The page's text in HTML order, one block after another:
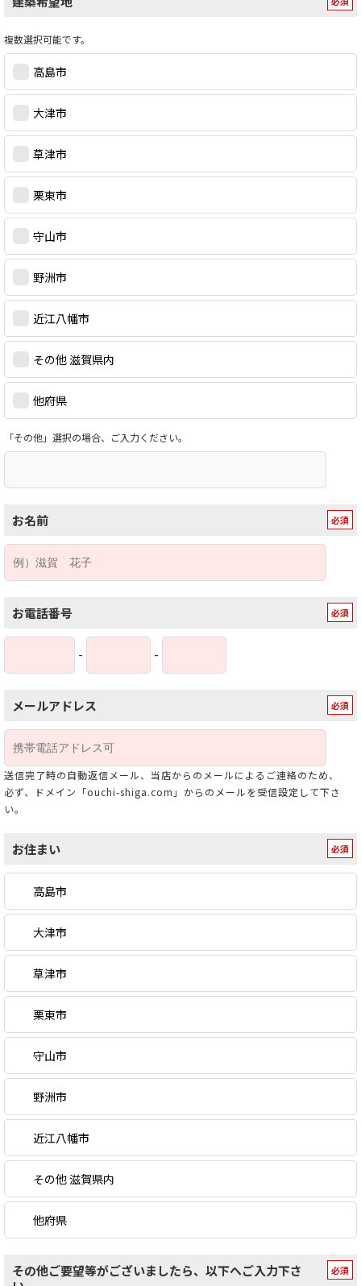
複数選択可能です。
高島市
大津市
草津市
栗東市
守山市
野洲市
近江八幡市
その他 滋賀県内
他府県
「その他」選択の場合、ご入力ください。
お名前
お電話番号
- -
メールアドレス
送信完了時の自動返信メール、当店からのメールによるご連絡のため、
必ず、ドメイン「ouchi-shiga.com」からのメールを受信設定して下さ
い。
お住まい
高島市
大津市
草津市
栗東市
守山市
野洲市
近江八幡市
その他 滋賀県内
他府県
その他ご要望等がございましたら、以下へご入力下さ